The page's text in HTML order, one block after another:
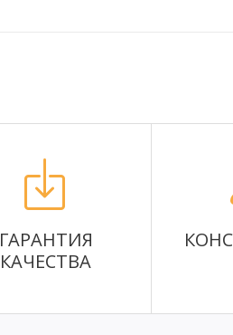
ГАРАНТИЯ
КАЧЕСТВА